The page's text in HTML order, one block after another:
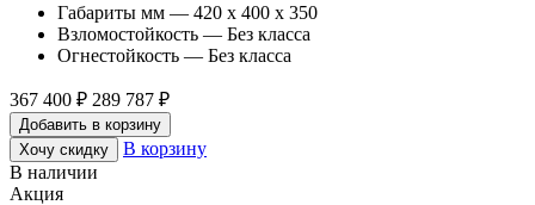
Габариты мм — 420 x 400 x 350
Взломостойкость — Без класса
Огнестойкость — Без класса
367 400 ₽ 289 787 ₽
Добавить в корзину
Хочу скидку
В корзину
В наличии
Акция